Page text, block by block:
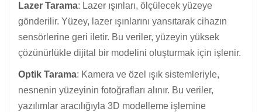
Lazer Tarama: Lazer ışınları, ölçülecek yüzeye
gönderilir. Yüzey, lazer ışınlarını yansıtarak cihazın
sensörlerine geri iletir. Bu veriler, yüzeyin yüksek
çözünürlükle dijital bir modelini oluşturmak için işlenir.
Optik Tarama: Kamera ve özel ışık sistemleriyle,
nesnenin yüzeyinin fotoğrafları alınır. Bu veriler,
yazılımlar aracılığıyla 3D modelleme işlemine